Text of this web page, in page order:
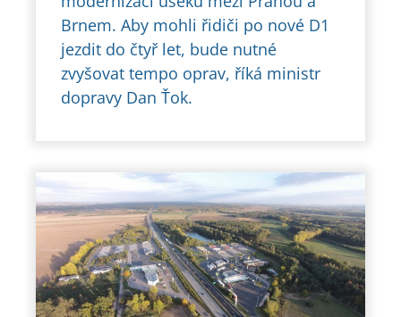
Brnem. Aby mohli řidiči po nové D1
jezdit do čtyř let, bude nutné
zvyšovat tempo oprav, říká ministr
dopravy Dan Ťok.